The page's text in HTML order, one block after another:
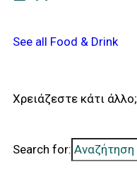
See all Food & Drink
Χρειάζεστε κάτι άλλο;
Search for: